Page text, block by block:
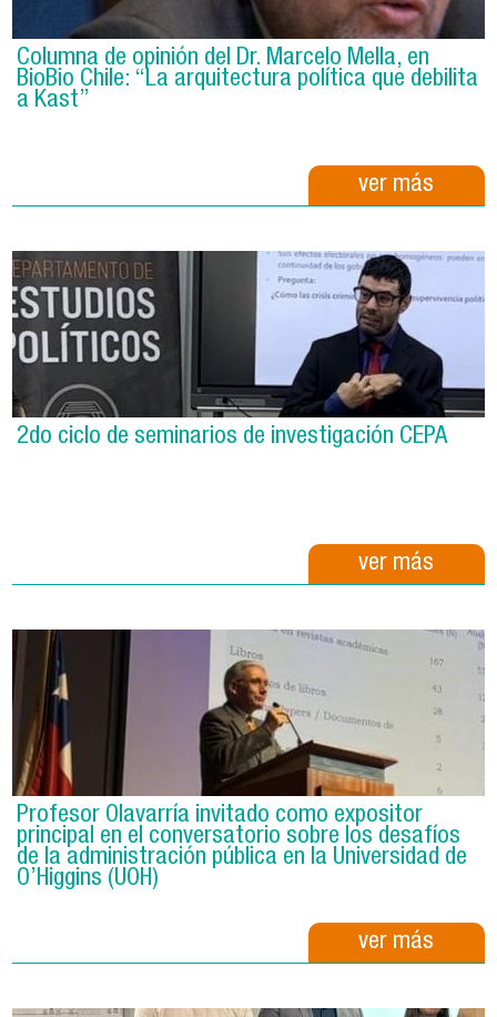
Columna de opinión del Dr. Marcelo Mella, en
BioBio Chile: “La arquitectura política que debilita
a Kast”
ver más
2do ciclo de seminarios de investigación CEPA
ver más
Profesor Olavarría invitado como expositor
principal en el conversatorio sobre los desafíos
de la administración pública en la Universidad de
O’Higgins (UOH)
ver más